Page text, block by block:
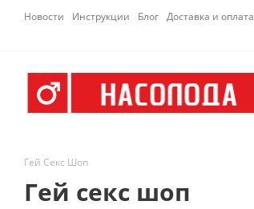
Новости Инструкции Блог Доставка и оплата
Гей Секс Шоп
Гей секс шоп